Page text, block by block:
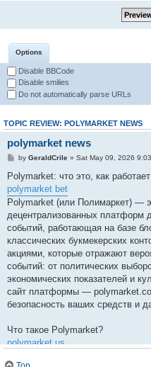
Options
Disable BBCode
Disable smilies
Do not automatically parse URLs
TOPIC REVIEW: POLYMARKET NEWS
polymarket news
by GeraldCrile» Sat May 09, 2026
Polymarket: что это, как
polymarket bet
Polymarket (или Полимаркет) —
децентрализованных платформ
событий, работающая на базе
классических букмекерских
акциями, которые отражают
событий: от политических
экономических показателей и
сайт платформы —
безопасность ваших средств и
Что такое Polymarket?
polymarket us